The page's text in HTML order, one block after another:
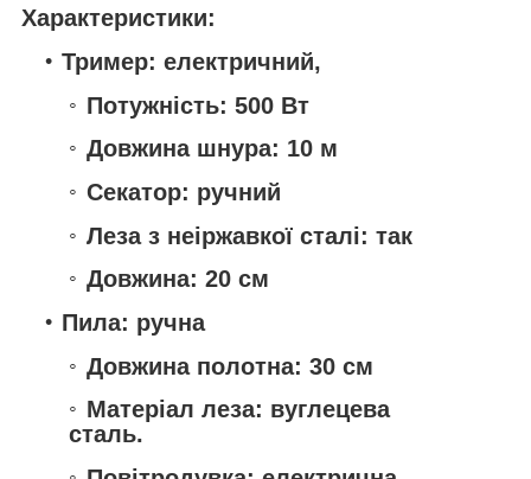
Характеристики:
Тример: електричний,
Потужність: 500 Вт
Довжина шнура: 10 м
Секатор: ручний
Леза з неіржавкої сталі: так
Довжина: 20 см
Пила: ручна
Довжина полотна: 30 см
Матеріал леза: вуглецева
сталь.